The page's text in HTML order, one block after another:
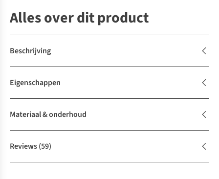
Alles over dit product
Beschrijving
Eigenschappen
Materiaal & onderhoud
Reviews(59)